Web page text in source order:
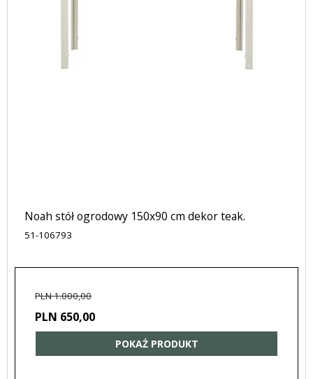
Noah stół ogrodowy 150x90 cm dekor teak.
51-106793
PLN 1.000,00
PLN 650,00
POKAŻ PRODUKT